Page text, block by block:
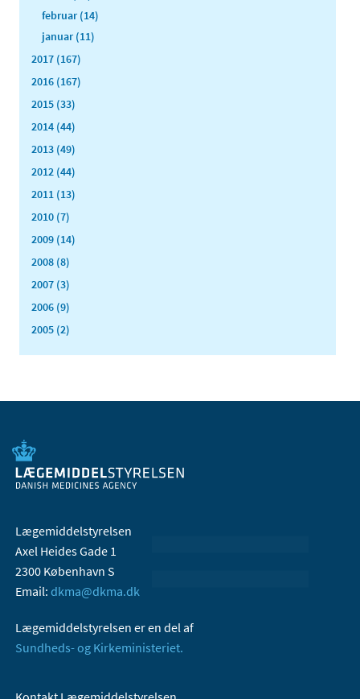
februar (14)
januar (11)
2017 (167)
2016 (167)
2015 (33)
2014 (44)
2013 (49)
2012 (44)
2011 (13)
2010 (7)
2009 (14)
2008 (8)
2007 (3)
2006 (9)
2005 (2)
Lægemiddelstyrelsen
Axel Heides Gade 1
2300 København S
Email: dkma@dkma.dk
Lægemiddelstyrelsen er en del af
Sundheds- og Kirkeministeriet.